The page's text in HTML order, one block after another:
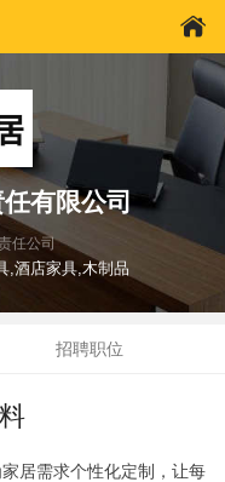
有限公司
任公司
,酒店家具,木制品
招聘职位
居需求个性化定制，让每